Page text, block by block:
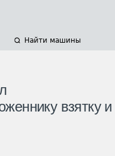
Найти машины
взятку и